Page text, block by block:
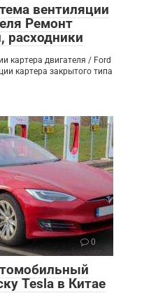
вентиляции
Ремонт
расходники
картера двигателя / Ford
картера закрытого типа
0
Tesla в Китае